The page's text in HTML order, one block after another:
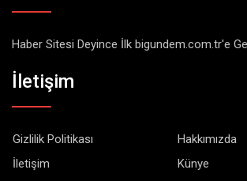
Haber Sitesi Deyince İlk bigundem.com.tr'e
İletişim
Gizlilik Politikası
Hakkımızda
İletişim
Künye